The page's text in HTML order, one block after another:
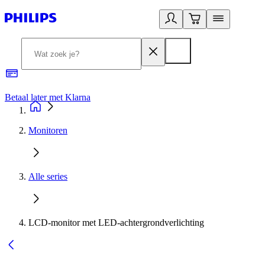
Betaal later met Klarna
Monitoren
Alle series
LCD-monitor met LED-achtergrondverlichting